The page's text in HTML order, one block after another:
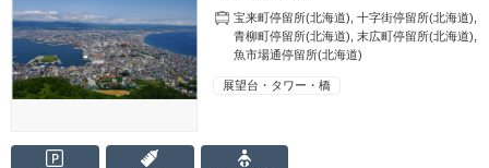
宝来町停留所(北海道) ,十字街停留所(北海道)
青柳町停留所(北海道) ,末広町停留所(北海道)
魚市場通停留所(北海道)
展望台・タワー・橋